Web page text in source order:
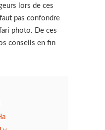
lors de ces
pas confondre
photo. De ces
conseils en fin